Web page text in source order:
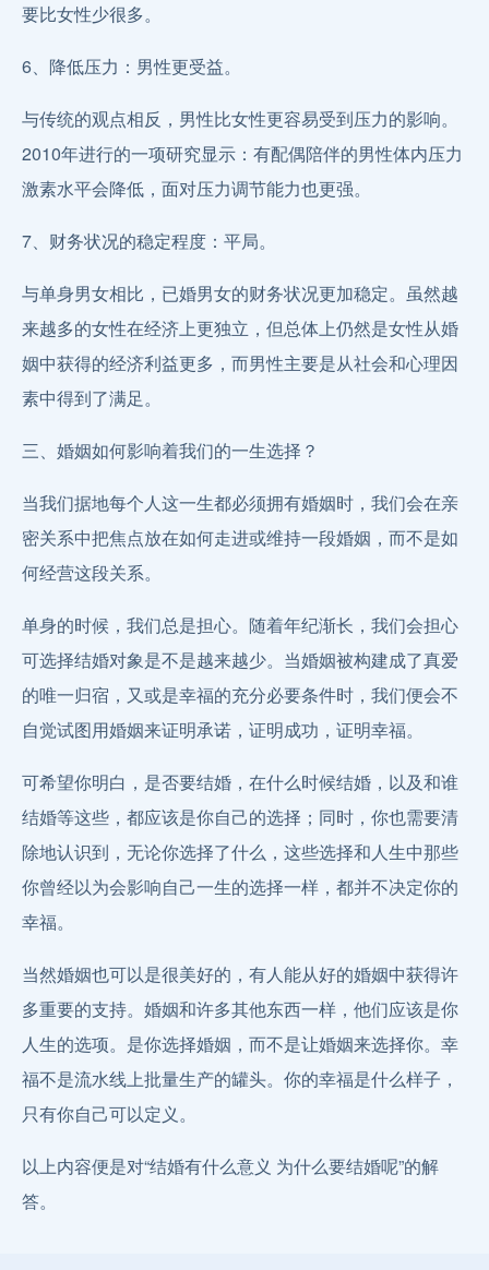
要比女性少很多。
6、降低压力：男性更受益。
与传统的观点相反，男性比女性更容易受到压力的影响。
2010年进行的一项研究显示：有配偶陪伴的男性体内压力
激素水平会降低，面对压力调节能力也更强。
7、财务状况的稳定程度：平局。
与单身男女相比，已婚男女的财务状况更加稳定。虽然越
来越多的女性在经济上更独立，但总体上仍然是女性从婚
姻中获得的经济利益更多，而男性主要是从社会和心理因
素中得到了满足。
三、婚姻如何影响着我们的一生选择？
当我们据地每个人这一生都必须拥有婚姻时，我们会在亲
密关系中把焦点放在如何走进或维持一段婚姻，而不是如
何经营这段关系。
单身的时候，我们总是担心。随着年纪渐长，我们会担心
可选择结婚对象是不是越来越少。当婚姻被构建成了真爱
的唯一归宿，又或是幸福的充分必要条件时，我们便会不
自觉试图用婚姻来证明承诺，证明成功，证明幸福。
可希望你明白，是否要结婚，在什么时候结婚，以及和谁
结婚等这些，都应该是你自己的选择；同时，你也需要清
除地认识到，无论你选择了什么，这些选择和人生中那些
你曾经以为会影响自己一生的选择一样，都并不决定你的
幸福。
当然婚姻也可以是很美好的，有人能从好的婚姻中获得许
多重要的支持。婚姻和许多其他东西一样，他们应该是你
人生的选项。是你选择婚姻，而不是让婚姻来选择你。幸
福不是流水线上批量生产的罐头。你的幸福是什么样子，
只有你自己可以定义。
以上内容便是对“结婚有什么意义 为什么要结婚呢”的解
答。